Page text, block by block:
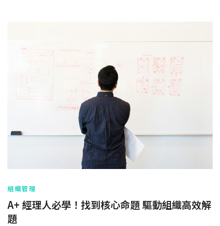
組織管理
A+ 經理人必學！找到核心命題 驅動組織高效解
題